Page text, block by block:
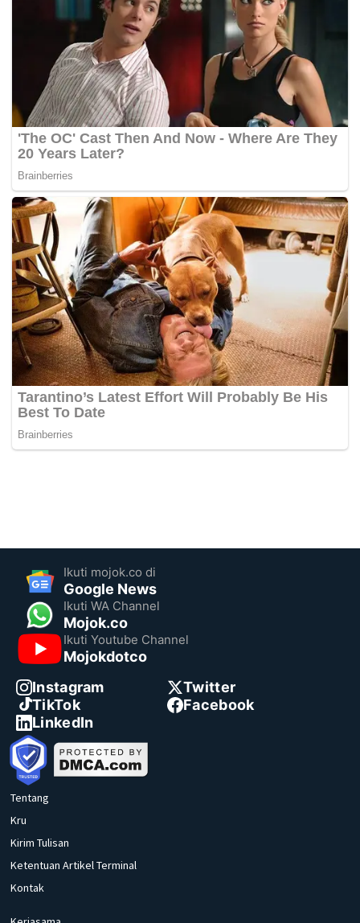
Ikuti mojok.co di
Google News
Ikuti WA Channel
Mojok.co
Ikuti Youtube Channel
Mojokdotco
Instagram
Twitter
TikTok
Facebook
LinkedIn
Tentang
Kru
Kirim Tulisan
Ketentuan Artikel Terminal
Kontak